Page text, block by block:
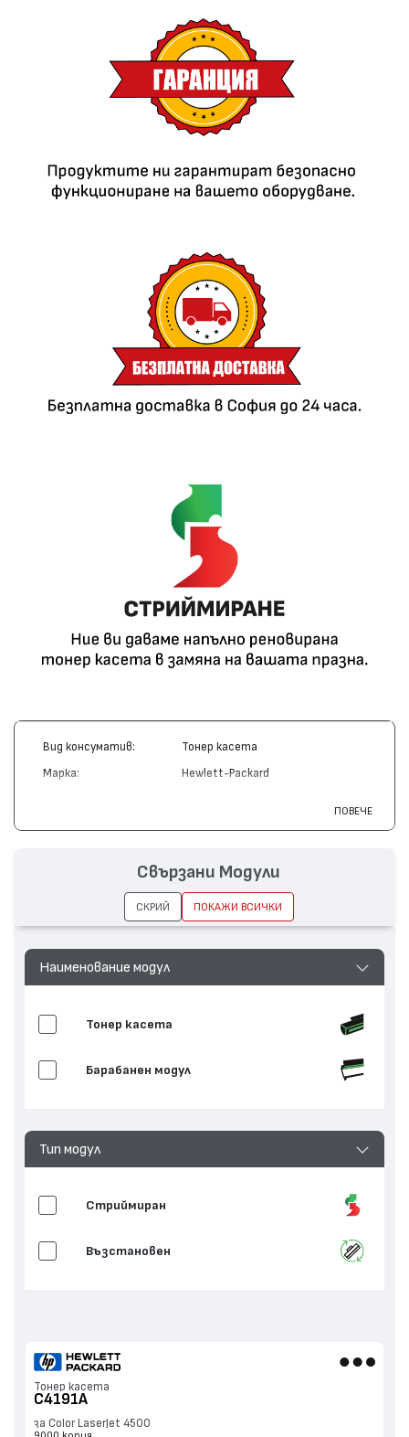
Вид консуматив: Тонер касета
Марка: Hewlett-Packard
Color LaserJet 4500, Color LaserJet
4550
ПОВЕЧЕ
Наименование модул
Тонер касета
Барабанен модул
Тип модул
Стриймиран
Възстановен
Тонер касета
C4191A
за Color LaserJet 4500
Свързани Модули
СКРИЙ ПОКАЖИ ВСИЧКИ